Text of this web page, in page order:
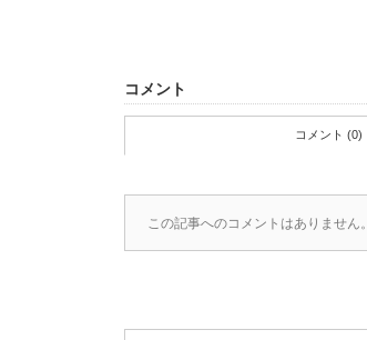
コメント
コメント (0)
この記事へのコメントはありません。